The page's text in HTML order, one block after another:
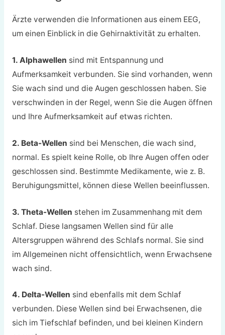
Ärzte verwenden die Informationen aus einem EEG,
um einen Einblick in die Gehirnaktivität zu erhalten.
1. Alphawellen sind mit Entspannung und
Aufmerksamkeit verbunden. Sie sind vorhanden, wenn
Sie wach sind und die Augen geschlossen haben. Sie
verschwinden in der Regel, wenn Sie die Augen öffnen
und Ihre Aufmerksamkeit auf etwas richten.
2. Beta-Wellen sind bei Menschen, die wach sind,
normal. Es spielt keine Rolle, ob Ihre Augen offen oder
geschlossen sind. Bestimmte Medikamente, wie z. B.
Beruhigungsmittel, können diese Wellen beeinflussen.
3. Theta-Wellen stehen im Zusammenhang mit dem
Schlaf. Diese langsamen Wellen sind für alle
Altersgruppen während des Schlafs normal. Sie sind
im Allgemeinen nicht offensichtlich, wenn Erwachsene
wach sind.
4. Delta-Wellen sind ebenfalls mit dem Schlaf
verbunden. Diese Wellen sind bei Erwachsenen, die
sich im Tiefschlaf befinden, und bei kleinen Kindern